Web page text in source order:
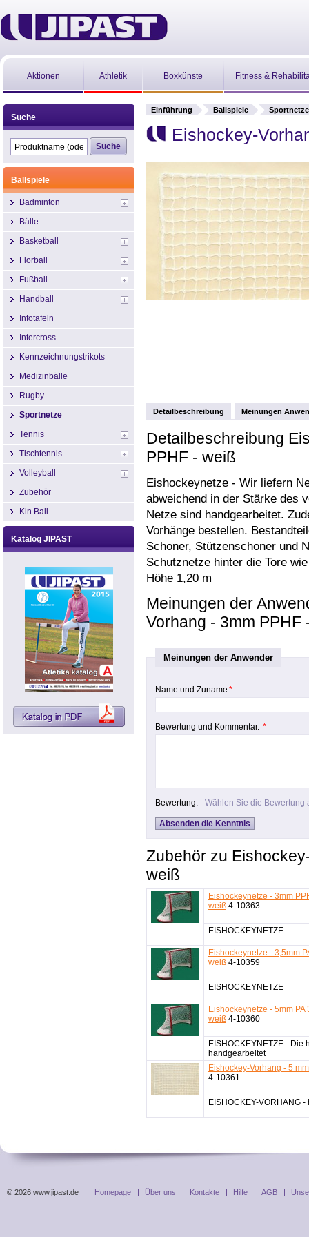
Aktionen Athletik Boxkünste Fitness &
Einführung Ballspiele Sportnetze
Eishockey-
Detailbeschreibung Meinungen
Detailbeschreibung
PPHF - weiß
Eishockeynetze - Wir liefern
abweichend in der Stärke des
Netze sind handgearbeitet.
Vorhänge bestellen.
Schoner, Stützenschoner und
Schutznetze hinter die Tore
Höhe 1,20 m
Meinungen der
Vorhang - 3mm PPHF
Meinungen der Anwender
Name und Zuname *
Bewertung und Kommentar. *
Bewertung: Wählen Sie die Bewertung
Zubehör zu
weiß
Eishockeynetze - 3mm
weiß 4-10363
EISHOCKEYNETZE
Eishockeynetze - 3,5mm
weiß 4-10359
EISHOCKEYNETZE
Eishockeynetze - 5mm PA
weiß 4-10360
EISHOCKEYNETZE - Die
handgearbeitet
Eishockey-Vorhang - 5
4-10361
EISHOCKEY-VORHANG
Suche
Ballspiele
Badminton
Bälle
Basketball
Florball
Fußball
Handball
Infotafeln
Intercross
Kennzeichnungstrikots
Medizinbälle
Rugby
Sportnetze
Tennis
Tischtennis
Volleyball
Zubehör
Kin Ball
Katalog JIPAST
Homepage Über uns Kontakte Hilfe AGB
© 2026 www.jipast.de